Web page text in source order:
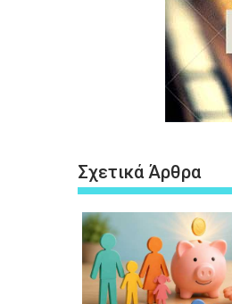
Σχετικά Άρθρα